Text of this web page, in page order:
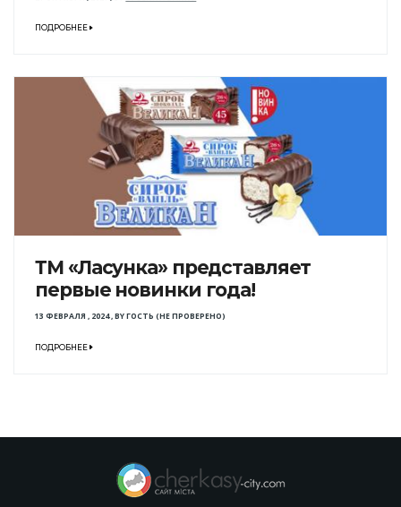
ПОДРОБНЕЕ
ТМ «Ласунка» представляет
первые новинки года!
13 ФЕВРАЛЯ , 2024,BYГОСТЬ (НЕ ПРОВЕРЕНО)
ПОДРОБНЕЕ